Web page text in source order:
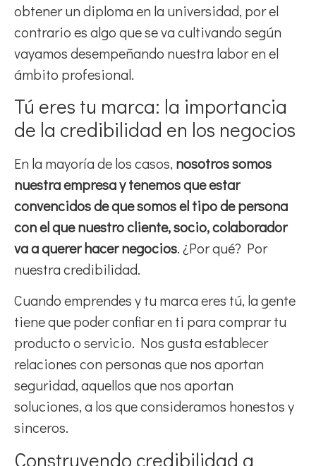
obtener un diploma en la universidad, por el
contrario es algo que se va cultivando según
vayamos desempeñando nuestra labor en el
ámbito profesional.
Tú eres tu marca: la importancia
de la credibilidad en los negocios
En la mayoría de los casos, nosotros somos
nuestra empresa y tenemos que estar
convencidos de que somos el tipo de persona
con el que nuestro cliente, socio, colaborador
va a querer hacer negocios. ¿Por qué? Por
nuestra credibilidad.
Cuando emprendes y tu marca eres tú, la gente
tiene que poder confiar en ti para comprar tu
producto o servicio. Nos gusta establecer
relaciones con personas que nos aportan
seguridad, aquellos que nos aportan
soluciones, a los que consideramos honestos y
sinceros.
Construyendo credibilidad a